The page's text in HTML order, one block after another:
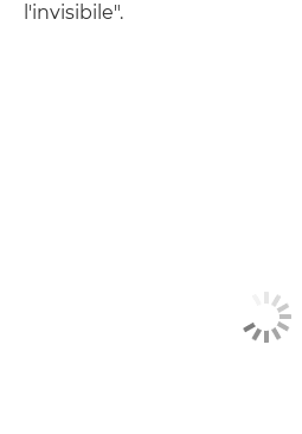
l'invisibile".